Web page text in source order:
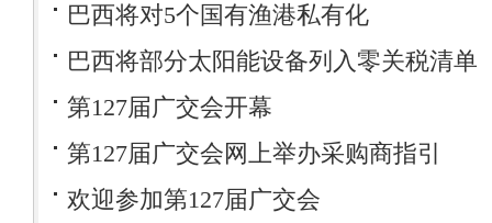
巴西将对5个国有渔港私有化
巴西将部分太阳能设备列入零关税清单
第127届广交会开幕
第127届广交会网上举办采购商指引
欢迎参加第127届广交会